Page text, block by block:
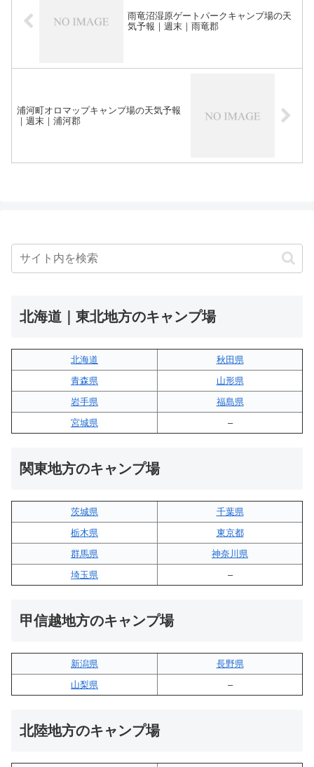
雨竜沼湿原ゲートパークキャンプ場の天
気予報｜週末｜雨竜郡
浦河町オロマップキャンプ場の天気予報
｜週末｜浦河郡
北海道｜東北地方のキャンプ場
北海道
秋田県
青森県
山形県
岩手県
福島県
宮城県
–
関東地方のキャンプ場
茨城県
千葉県
栃木県
東京都
群馬県
神奈川県
埼玉県
–
甲信越地方のキャンプ場
新潟県
長野県
山梨県
–
北陸地方のキャンプ場